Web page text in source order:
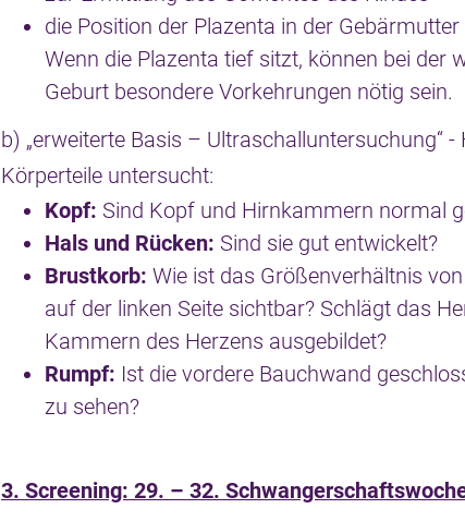
die Position der Plazenta in der
Wenn die Plazenta tief sitzt, können bei der
Geburt besondere Vorkehrungen nötig sein.
b) „erweiterte Basis – Ultraschalluntersuchung“
Körperteile untersucht:
Kopf: Sind Kopf und Hirnkammern normal
Hals und Rücken: Sind sie gut entwickelt?
Brustkorb: Wie ist das Größenverhältnis
auf der linken Seite sichtbar? Schlägt das
Kammern des Herzens ausgebildet?
Rumpf: Ist die vordere Bauchwand
zu sehen?
3. Screening: 29. – 32.